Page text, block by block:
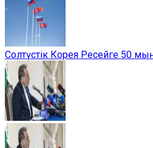
Солтүстік Корея Ресейге 50